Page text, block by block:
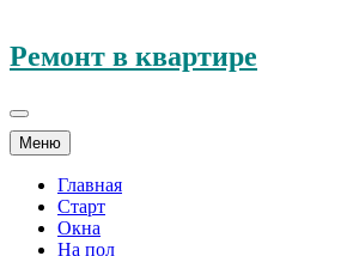
Ремонт в квартире
Меню
Главная
Старт
Окна
На пол